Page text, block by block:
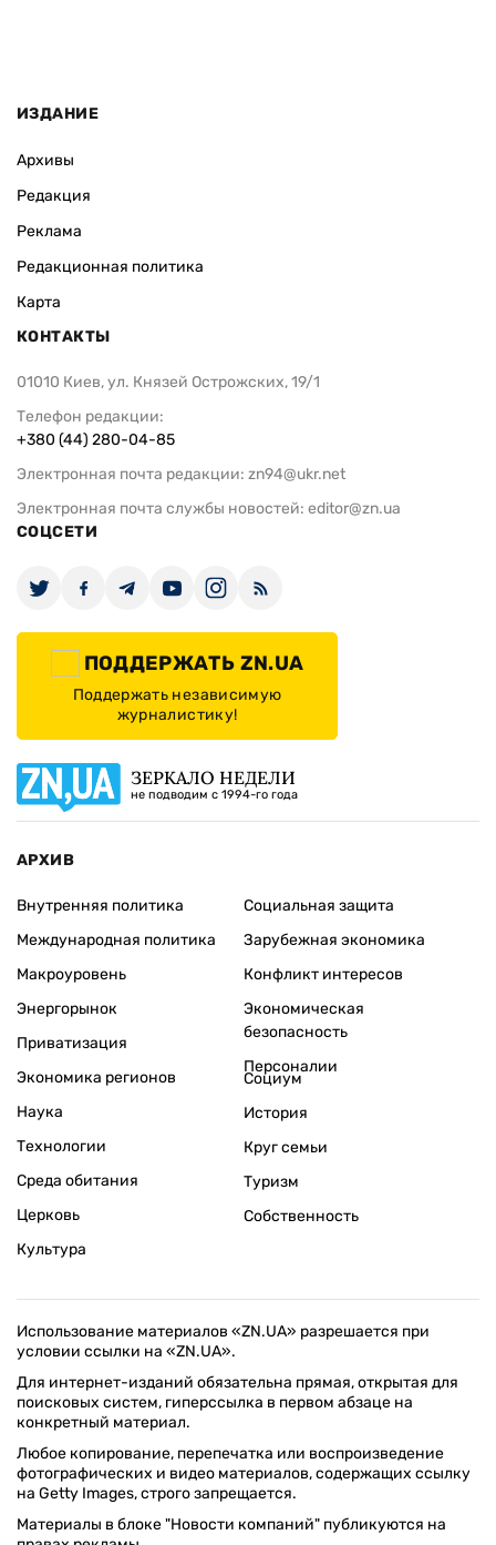
ИЗДАНИЕ
Архивы
Редакция
Реклама
Редакционная политика
Карта
КОНТАКТЫ
01010 Киев, ул. Князей Острожских, 19/1
Телефон редакции:
+380 (44) 280-04-85
Электронная почта редакции: zn94@ukr.net
Электронная почта службы новостей: editor@zn.ua
СОЦСЕТИ
ПОДДЕРЖАТЬ ZN.UA
Поддержать независимую
журналистику!
ЗЕРКАЛО НЕДЕЛИ
не подводим с 1994-го года
АРХИВ
Внутренняя политика
Международная политика
Макроуровень
Энергорынок
Приватизация
Экономика регионов
Социальная защита
Зарубежная экономика
Конфликт интересов
Экономическая
безопасность
Персоналии
Наука
Технологии
Среда обитания
Церковь
Культура
Социум
История
Круг семьи
Туризм
Собственность
Использование материалов «ZN.UA» разрешается при
условии ссылки на «ZN.UA».
Для интернет-изданий обязательна прямая, открытая для
поисковых систем, гиперссылка в первом абзаце на
конкретный материал.
Любое копирование, перепечатка или воспроизведение
фотографических и видео материалов, содержащих ссылку
на Getty Images, строго запрещается.
Материалы в блоке "Новости компаний" публикуются на